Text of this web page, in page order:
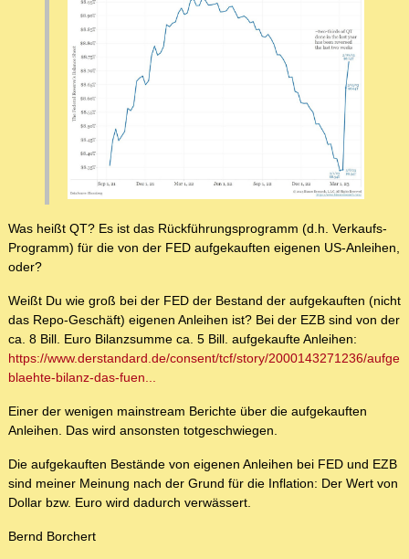
Was heißt QT? Es ist das Rückführungsprogramm (d.h. Verkaufs-
Programm) für die von der FED aufgekauften eigenen US-Anleihen,
oder?
Weißt Du wie groß bei der FED der Bestand der aufgekauften (nicht
das Repo-Geschäft) eigenen Anleihen ist? Bei der EZB sind von der
ca. 8 Bill. Euro Bilanzsumme ca. 5 Bill. aufgekaufte Anleihen:
https://www.derstandard.de/consent/tcf/story/2000143271236/aufge
blaehte-bilanz-das-fuen...
Einer der wenigen mainstream Berichte über die aufgekauften
Anleihen. Das wird ansonsten totgeschwiegen.
Die aufgekauften Bestände von eigenen Anleihen bei FED und EZB
sind meiner Meinung nach der Grund für die Inflation: Der Wert von
Dollar bzw. Euro wird dadurch verwässert.
Bernd Borchert